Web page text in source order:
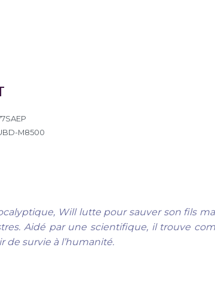
M8500
Will lutte pour sauver son fils
Aidé par une scientifique, il trouve
de survie à l’humanité.